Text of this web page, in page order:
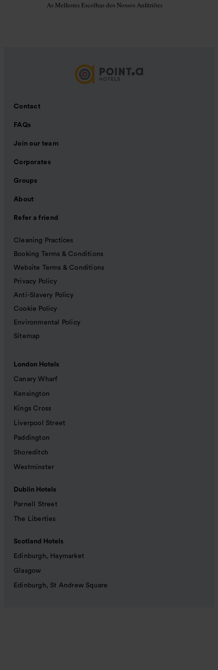
As Melhores Escolhas dos Nossos Anfitriões
Contact
FAQs
Join our team
Corporates
Groups
About
Refer a friend
Cleaning Practices
Booking Terms & Conditions
Website Terms & Conditions
Privacy Policy
Anti-Slavery Policy
Cookie Policy
Environmental Policy
Sitemap
London Hotels
Canary Wharf
Kensington
Kings Cross
Liverpool Street
Paddington
Shoreditch
Westminster
Dublin Hotels
Parnell Street
The Liberties
Scotland Hotels
Edinburgh, Haymarket
Glasgow
Edinburgh, St Andrew Square